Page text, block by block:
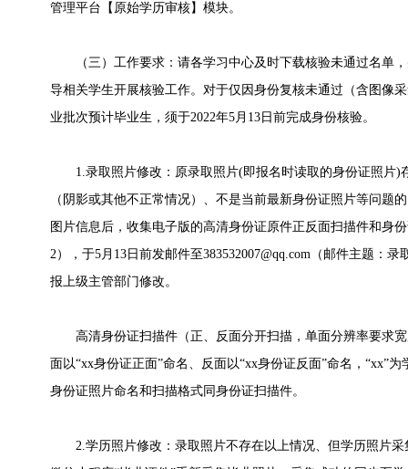
管理平台【原始学历审核】模块。
（三）工作要求：请各学习中心及时下载核验未通过名单，
导相关学生开展核验工作。对于仅因身份复核未通过（含图像
业批次预计毕业生，须于2022年5月13日前完成身份核验。
1.录取照片修改：原录取照片(即报名时读取的身份证照片)
（阴影或其他不正常情况）、不是当前最新身份证照片等问题
图片信息后，收集电子版的高清身份证原件正反面扫描件和身
2），于5月13日前发邮件至383532007@qq.com （邮件主题：
报上级主管部门修改。
高清身份证扫描件（正、反面分开扫描，单面分辨率要求宽
面以“xx身份证正面”命名、反面以“xx身份证反面”命名，“xx”
身份证照片命名和扫描格式同身份证扫描件。
2.学历照片修改：录取照片不存在以上情况、但学历照片采